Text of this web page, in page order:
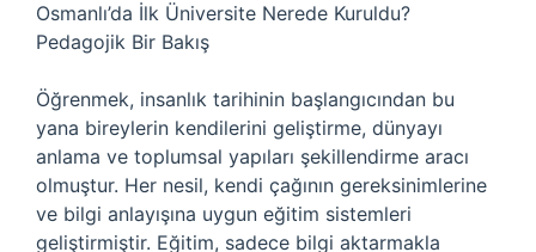
Osmanlı’da İlk Üniversite Nerede Kuruldu?
Pedagojik Bir Bakış
Öğrenmek, insanlık tarihinin başlangıcından bu
yana bireylerin kendilerini geliştirme, dünyayı
anlama ve toplumsal yapıları şekillendirme aracı
olmuştur. Her nesil, kendi çağının gereksinimlerine
ve bilgi anlayışına uygun eğitim sistemleri
geliştirmiştir. Eğitim, sadece bilgi aktarmakla